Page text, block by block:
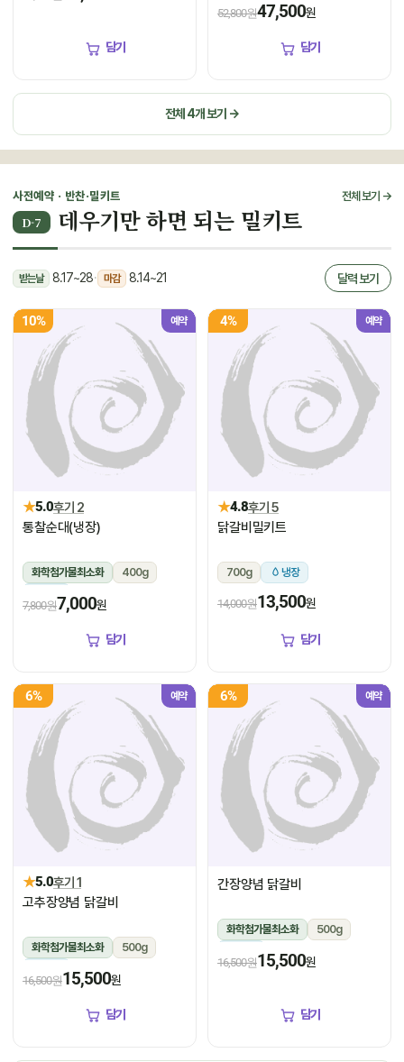
냉장
담기
52,800원47,500원
담기
전체 4개 보기 →
사전예약 · 반찬·밀키트 전체 보기 →
D-7 데우기만 하면 되는 밀키트
받는날 8.17~28· 마감 8.14~21 달력 보기
10% 예약
★5.0후기 2
통찰순대(냉장)
화학첨가물최소화
400g
냉장
7,800원7,000원
담기
4% 예약
★4.8후기 5
닭갈비밀키트
700g 냉장
14,000원13,500원
담기
6% 예약
★5.0후기 1
고추장양념 닭갈비
화학첨가물최소화
500g
16,500원15,500원
담기
6% 예약
간장양념 닭갈비
화학첨가물최소화
500g
16,500원15,500원
담기